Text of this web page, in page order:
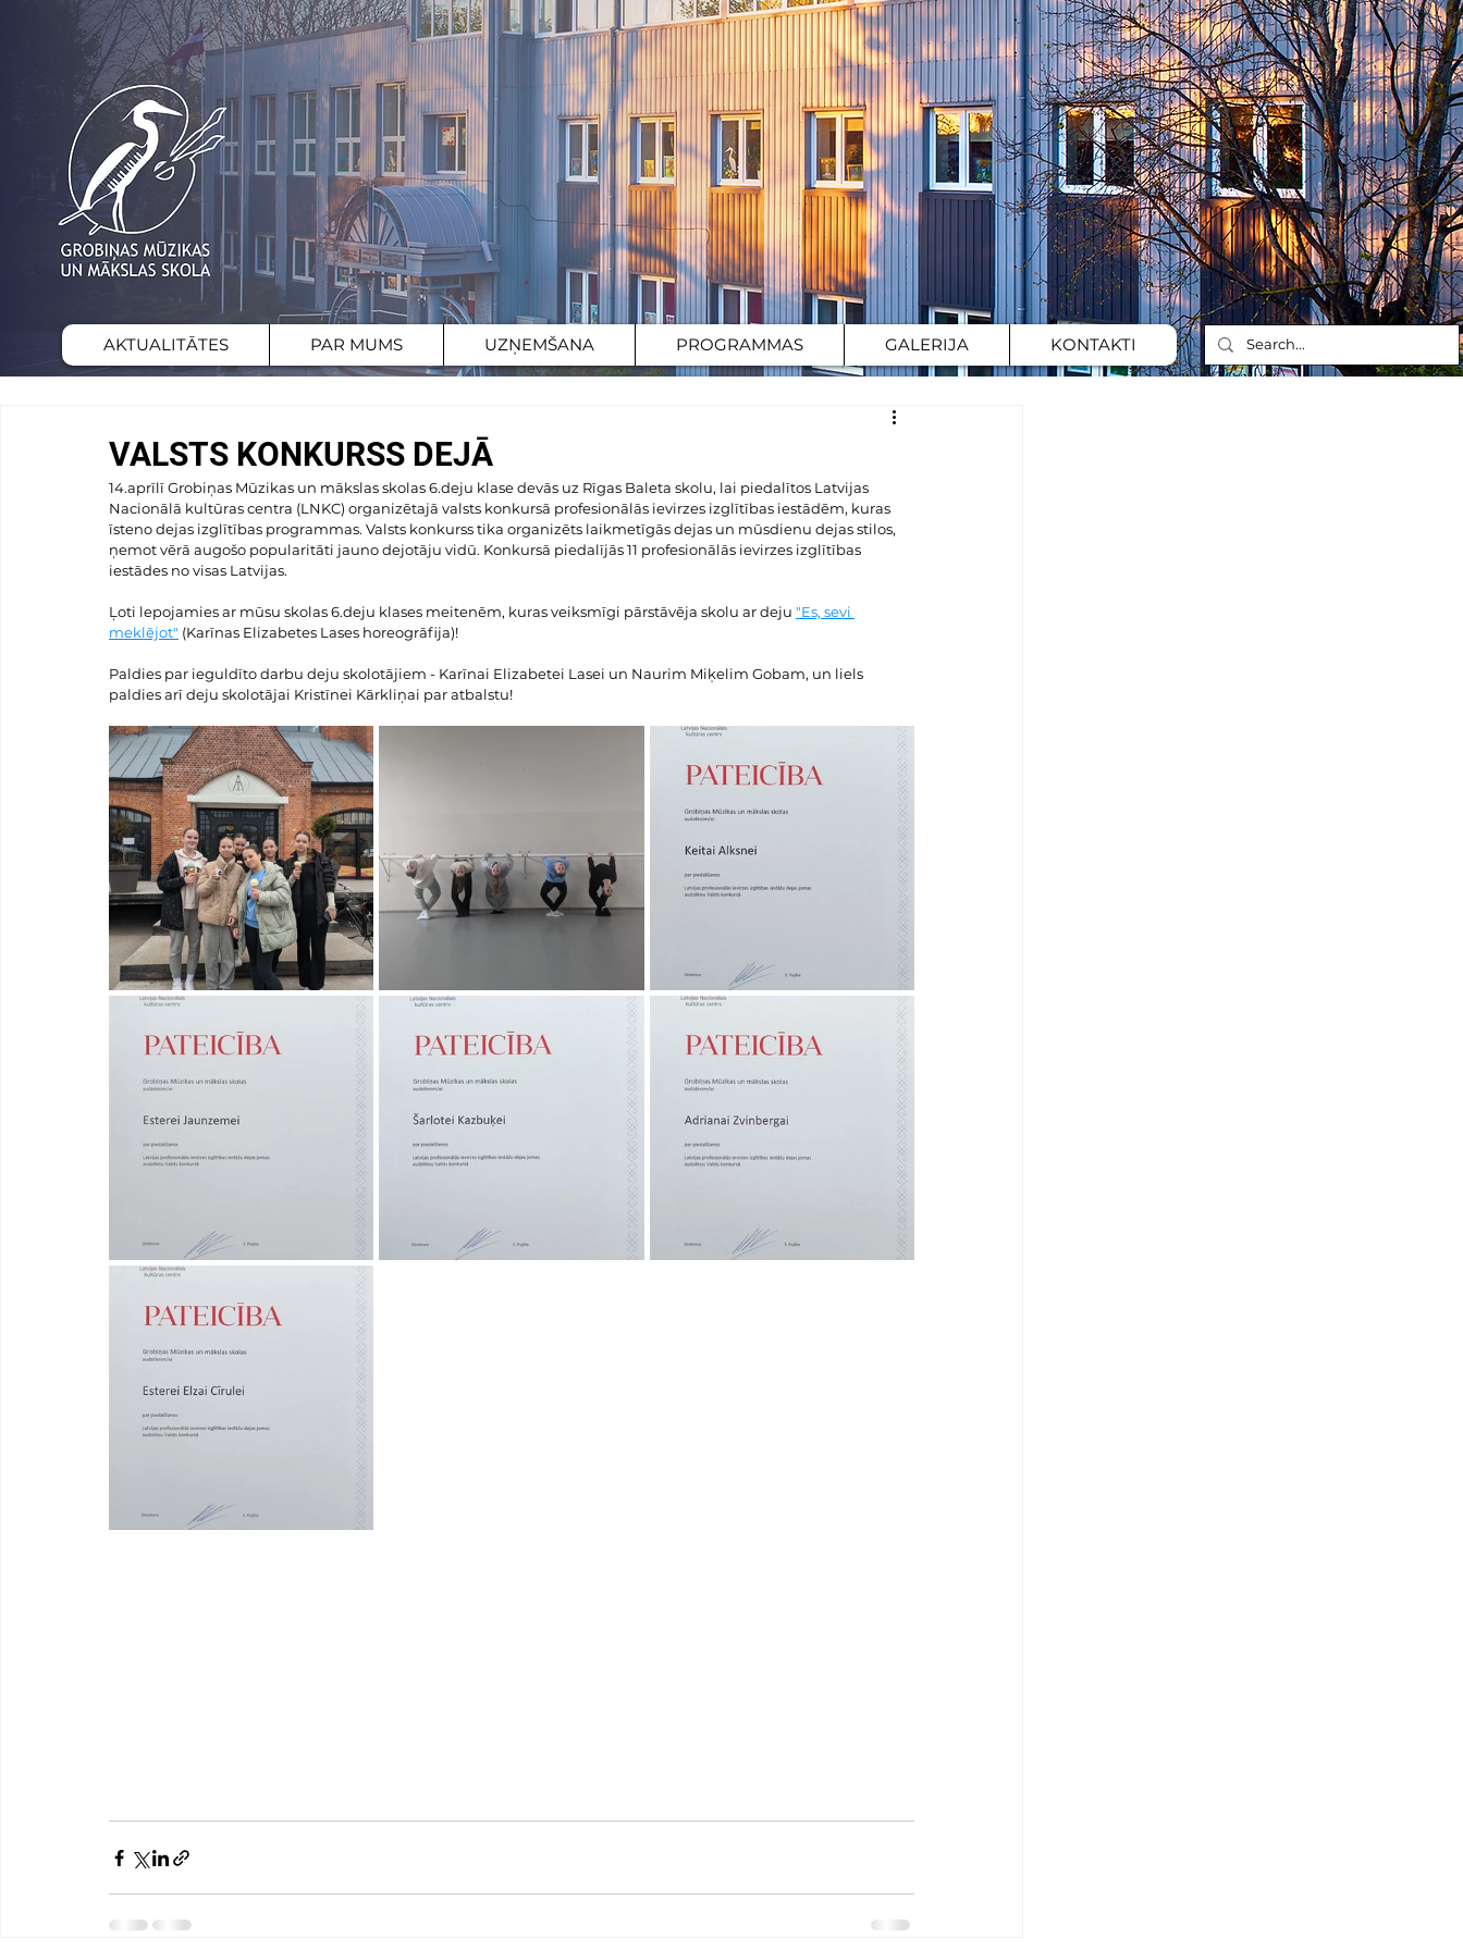
AKTUALITĀTES PAR MUMS UZŅEMŠANA PROGRAMMAS GALERIJA KONTAKTI
VALSTS KONKURSS DEJĀ
14.aprīlī Grobiņas Mūzikas un mākslas skolas 6.deju klase devās uz Rīgas Baleta skolu, lai piedalītos Latvijas
Nacionālā kultūras centra (LNKC) organizētajā valsts konkursā profesionālās ievirzes izglītības iestādēm, kuras
īsteno dejas izglītības programmas. Valsts konkurss tika organizēts laikmetīgās dejas un mūsdienu dejas stilos,
ņemot vērā augošo popularitāti jauno dejotāju vidū. Konkursā piedalījās 11 profesionālās ievirzes izglītības
iestādes no visas Latvijas.
Ļoti lepojamies ar mūsu skolas 6.deju klases meitenēm, kuras veiksmīgi pārstāvēja skolu ar deju "Es, sevi
meklējot" (Karīnas Elizabetes Lases horeogrāfija)!
Paldies par ieguldīto darbu deju skolotājiem - Karīnai Elizabetei Lasei un Naurim Miķelim Gobam, un liels
paldies arī deju skolotājai Kristīnei Kārkliņai par atbalstu!